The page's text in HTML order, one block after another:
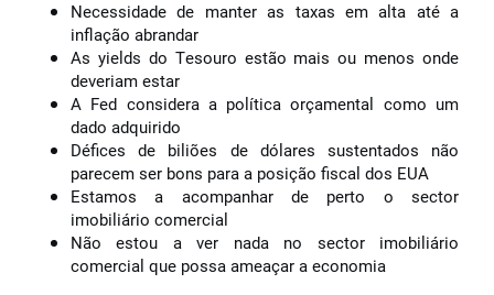
Necessidade de manter as taxas em alta até a
inflação abrandar
As yields do Tesouro estão mais ou menos onde
deveriam estar
A Fed considera a política orçamental como um
dado adquirido
Défices de biliões de dólares sustentados não
parecem ser bons para a posição fiscal dos EUA
Estamos a acompanhar de perto o sector
imobiliário comercial
Não estou a ver nada no sector imobiliário
comercial que possa ameaçar a economia